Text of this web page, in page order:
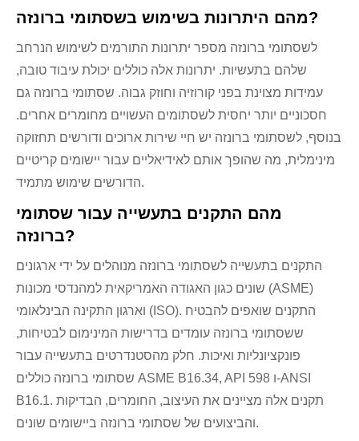
מהם היתרונות בשימוש בשסתומי ברונזה?
לשסתומי ברונזה מספר יתרונות התורמים לשימוש הנרחב
שלהם בתעשיות. יתרונות אלה כוללים יכולת עיבוד טובה,
עמידות מצוינת בפני קורוזיה וחוזק גבוה. שסתומי ברונזה גם
חסכוניים יותר יחסית לשסתומים העשויים מחומרים אחרים.
בנוסף, לשסתומי ברונזה יש חיי שירות ארוכים ודורשים תחזוקה
מינימלית, מה שהופך אותם לאידיאליים עבור יישומים קריטיים
הדורשים שימוש מתמיד.
מהם התקנים בתעשייה עבור שסתומי
ברונזה?
התקנים בתעשייה לשסתומי ברונזה מנוהלים על ידי ארגונים
שונים כגון האגודה האמריקאית למהנדסי מכונות (ASME)
וארגון התקינה הבינלאומי (ISO). התקנים שואפים להבטיח
ששסתומי ברונזה עומדים בדרישות המינימום לבטיחות,
פונקציונליות ואיכות. חלק מהסטנדרטים בתעשייה עבור
שסתומי ברונזה כוללים ASME B16.34, API 598 ו-ANSI
B16.1. תקנים אלה מציינים את העיצוב, החומרים, הבדיקות
והביצועים של שסתומי ברונזה ביישומים שונים.